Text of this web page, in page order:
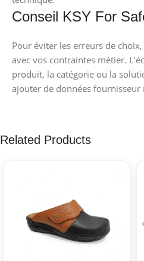
Conseil KSY For
Pour éviter les erreurs de choix,
avec vos contraintes métier.
produit, la catégorie ou la
ajouter de données fournisseur
Related Products